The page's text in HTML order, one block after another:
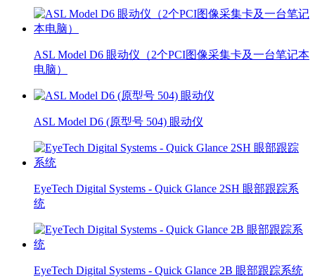
ASL Model D6 眼动仪（2个PCI图像采集卡及一台笔记本
电脑）
ASL Model D6 (原型号 504) 眼动仪
EyeTech Digital Systems - Quick Glance 2SH 眼部跟踪系
统
EyeTech Digital Systems - Quick Glance 2B 眼部跟踪系统